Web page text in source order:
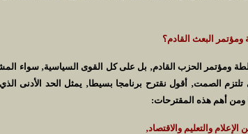
البعث القادم؟
ومؤتمر الحزب القادم‚ بل على كل القوى السياسية‚ سواء
الصمت‚ أقول نقترح برنامجا بسيطا‚ يمثل الحد الأدنى الذي
ومن أهم هذه المقترحات:
والتعليم والاقتصاد‚